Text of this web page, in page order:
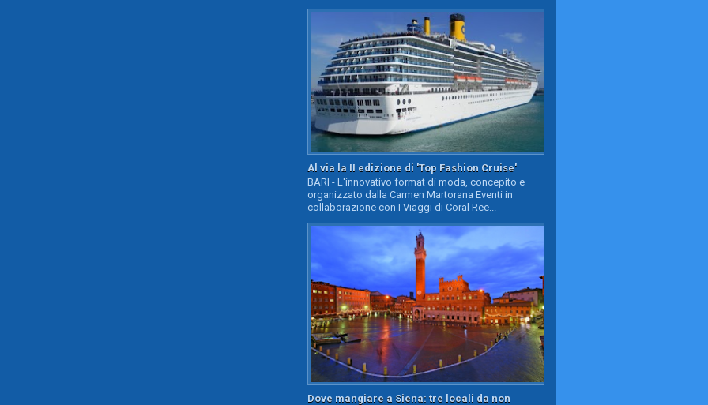
Al via la II edizione di 'Top Fashion Cruise'
BARI - L'innovativo format di moda, concepito e
organizzato dalla Carmen Martorana Eventi in
collaborazione con I Viaggi di Coral Ree...
Dove mangiare a Siena: tre locali da non